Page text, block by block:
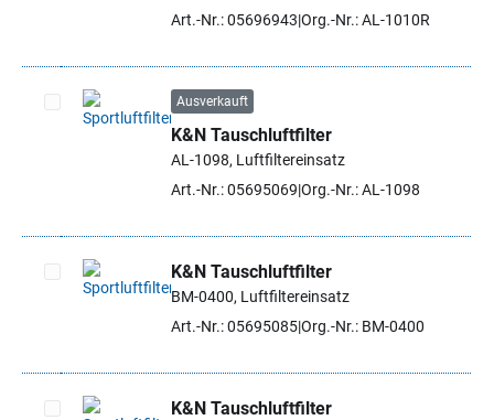
Art.-Nr.: 05696943 Org.-Nr.: AL-1010R
Artikel auswählen
Ausverkauft
K&N Tauschluftfilter
AL-1098, Luftfiltereinsatz
Art.-Nr.: 05695069 Org.-Nr.: AL-1098
Artikel auswählen
K&N Tauschluftfilter
BM-0400, Luftfiltereinsatz
Art.-Nr.: 05695085Org.-Nr.: BM-0400
K&N Tauschluftfilter